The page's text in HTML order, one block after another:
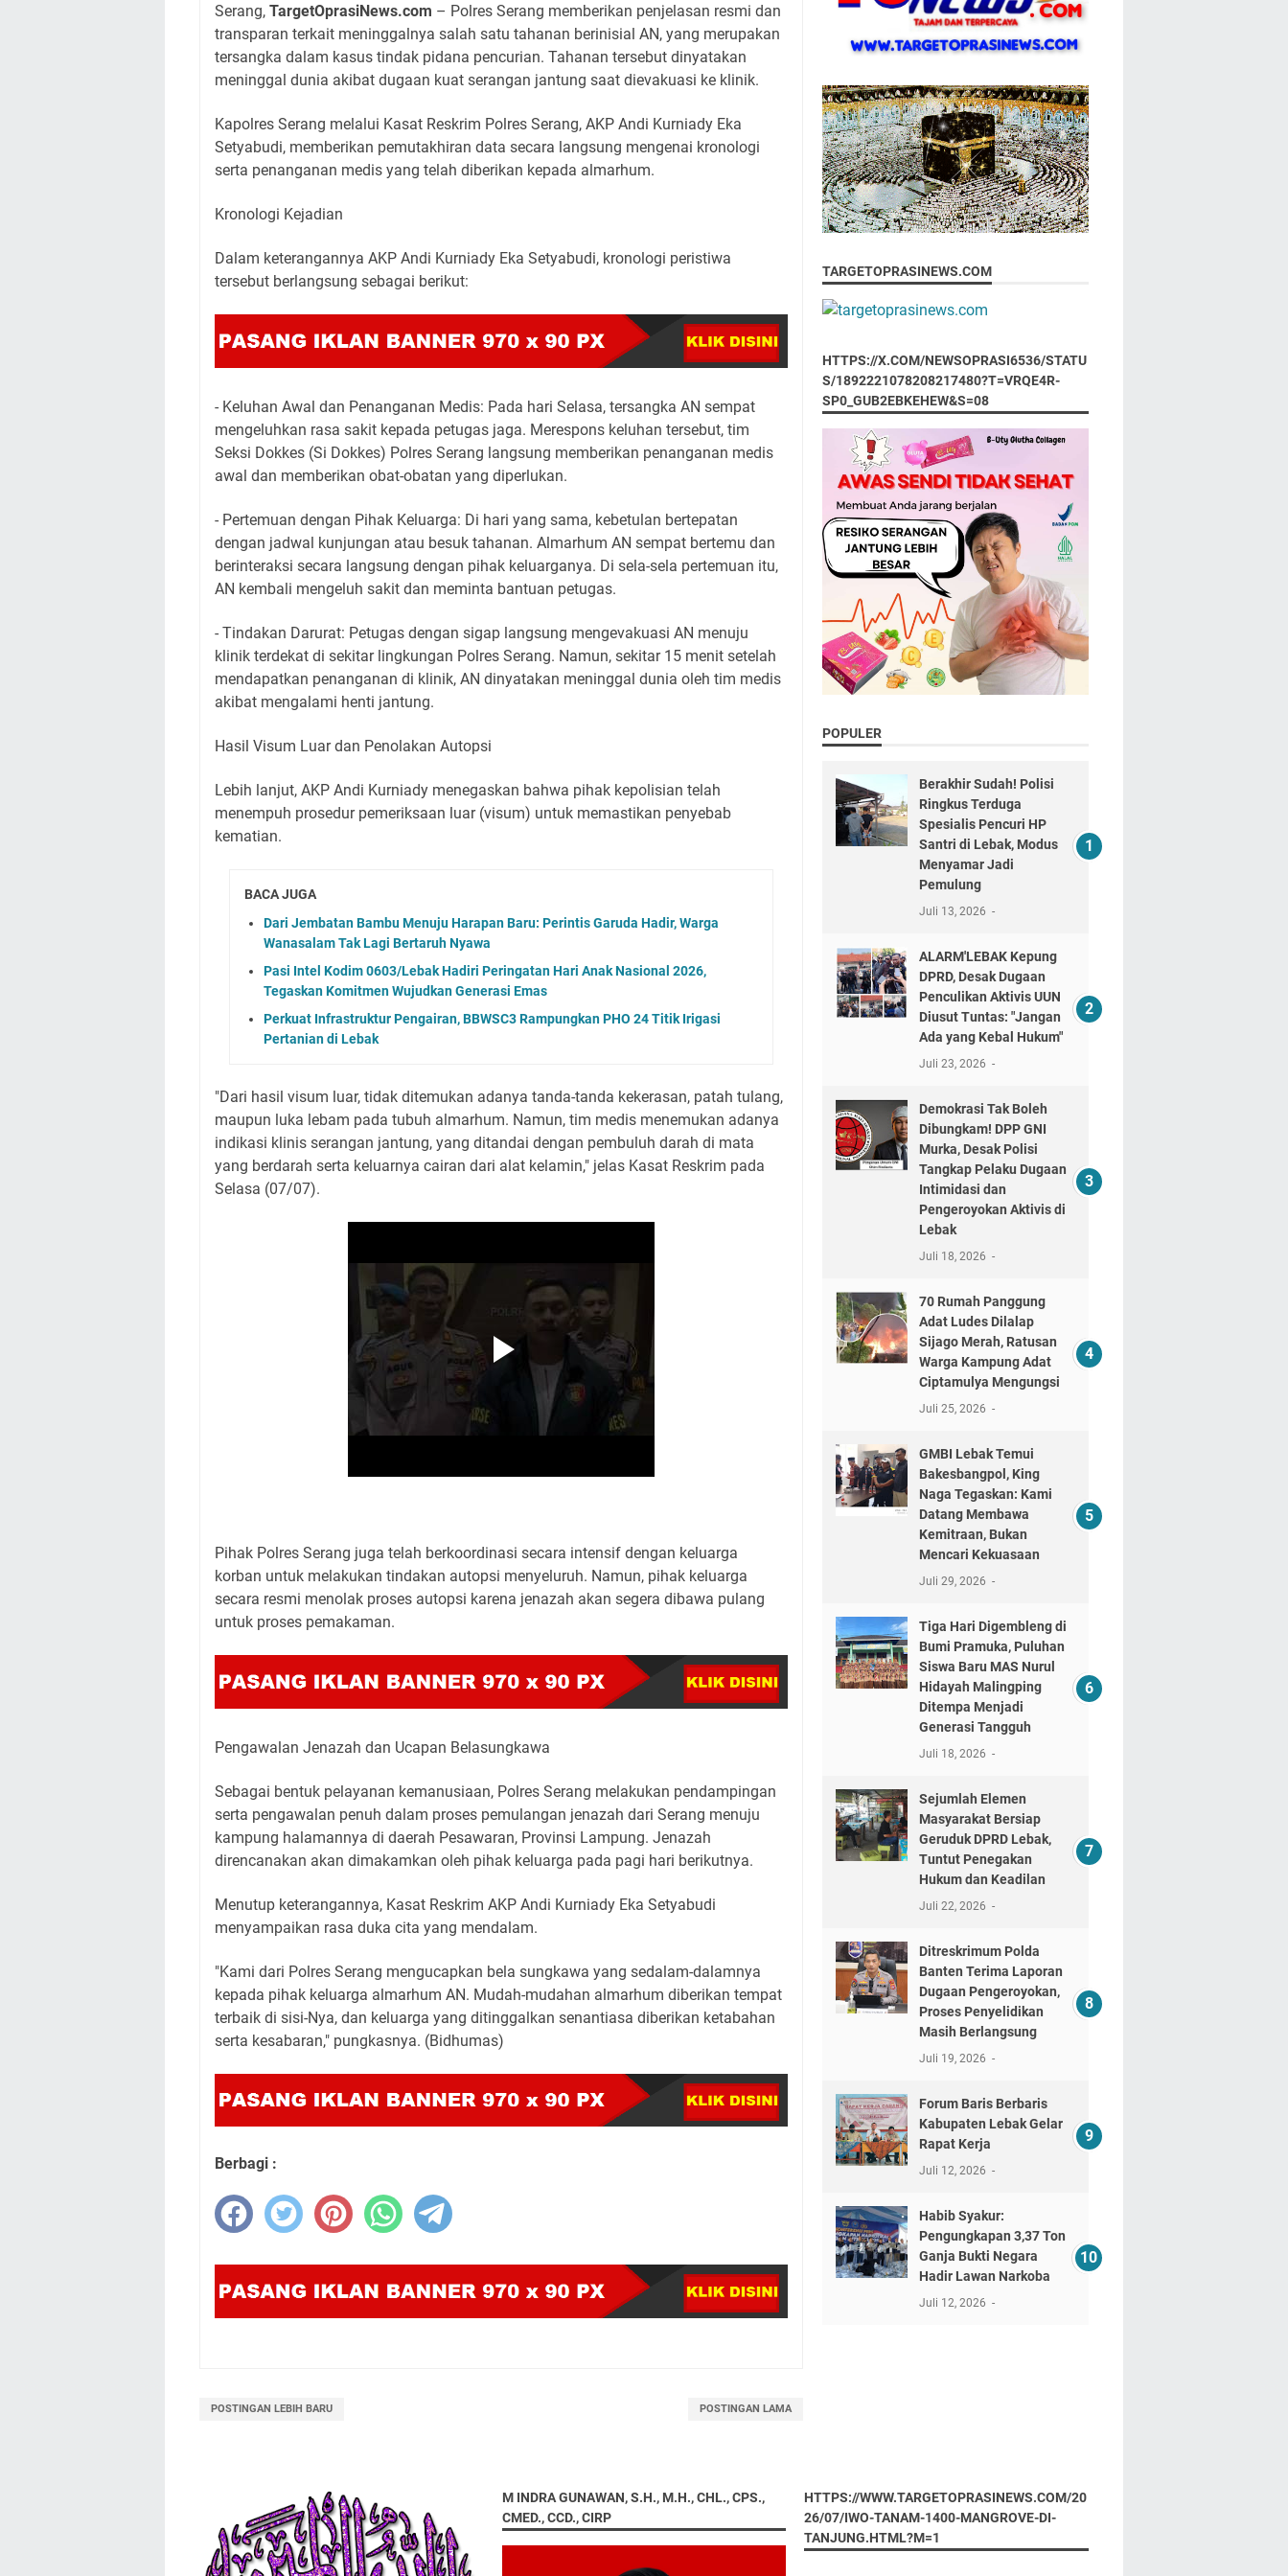
​Serang, TargetOprasiNews.com – Polres Serang memberikan penjelasan resmi dan
transparan terkait meninggalnya salah satu tahanan berinisial AN, yang merupakan
tersangka dalam kasus tindak pidana pencurian. Tahanan tersebut dinyatakan
meninggal dunia akibat dugaan kuat serangan jantung saat dievakuasi ke klinik.
​Kapolres Serang melalui Kasat Reskrim Polres Serang, AKP Andi Kurniady Eka
Setyabudi, memberikan pemutakhiran data secara langsung mengenai kronologi
serta penanganan medis yang telah diberikan kepada almarhum.
​Kronologi Kejadian
​Dalam keterangannya AKP Andi Kurniady Eka Setyabudi, kronologi peristiwa
tersebut berlangsung sebagai berikut:
- ​Keluhan Awal dan Penanganan Medis: Pada hari Selasa, tersangka AN sempat
mengeluhkan rasa sakit kepada petugas jaga. Merespons keluhan tersebut, tim
Seksi Dokkes (Si Dokkes) Polres Serang langsung memberikan penanganan medis
awal dan memberikan obat-obatan yang diperlukan.
- ​Pertemuan dengan Pihak Keluarga: Di hari yang sama, kebetulan bertepatan
dengan jadwal kunjungan atau besuk tahanan. Almarhum AN sempat bertemu dan
berinteraksi secara langsung dengan pihak keluarganya. Di sela-sela pertemuan itu,
AN kembali mengeluh sakit dan meminta bantuan petugas.
- ​Tindakan Darurat: Petugas dengan sigap langsung mengevakuasi AN menuju
klinik terdekat di sekitar lingkungan Polres Serang. Namun, sekitar 15 menit setelah
mendapatkan penanganan di klinik, AN dinyatakan meninggal dunia oleh tim medis
akibat mengalami henti jantung.
​Hasil Visum Luar dan Penolakan Autopsi
​Lebih lanjut, AKP Andi Kurniady menegaskan bahwa pihak kepolisian telah
menempuh prosedur pemeriksaan luar (visum) untuk memastikan penyebab
kematian.
BACA JUGA
Dari Jembatan Bambu Menuju Harapan Baru: Perintis Garuda Hadir, Warga
Wanasalam Tak Lagi Bertaruh Nyawa
Pasi Intel Kodim 0603/Lebak Hadiri Peringatan Hari Anak Nasional 2026,
Tegaskan Komitmen Wujudkan Generasi Emas
​Perkuat Infrastruktur Pengairan, BBWSC3 Rampungkan PHO 24 Titik Irigasi
Pertanian di Lebak
​"Dari hasil visum luar, tidak ditemukan adanya tanda-tanda kekerasan, patah tulang,
maupun luka lebam pada tubuh almarhum. Namun, tim medis menemukan adanya
indikasi klinis serangan jantung, yang ditandai dengan pembuluh darah di mata
yang berdarah serta keluarnya cairan dari alat kelamin," jelas Kasat Reskrim pada
Selasa (07/07).
​Pihak Polres Serang juga telah berkoordinasi secara intensif dengan keluarga
korban untuk melakukan tindakan autopsi menyeluruh. Namun, pihak keluarga
secara resmi menolak proses autopsi karena jenazah akan segera dibawa pulang
untuk proses pemakaman.
​Pengawalan Jenazah dan Ucapan Belasungkawa
​Sebagai bentuk pelayanan kemanusiaan, Polres Serang melakukan pendampingan
serta pengawalan penuh dalam proses pemulangan jenazah dari Serang menuju
kampung halamannya di daerah Pesawaran, Provinsi Lampung. Jenazah
direncanakan akan dimakamkan oleh pihak keluarga pada pagi hari berikutnya.
​Menutup keterangannya, Kasat Reskrim AKP Andi Kurniady Eka Setyabudi
menyampaikan rasa duka cita yang mendalam.
​"Kami dari Polres Serang mengucapkan bela sungkawa yang sedalam-dalamnya
kepada pihak keluarga almarhum AN. Mudah-mudahan almarhum diberikan tempat
terbaik di sisi-Nya, dan keluarga yang ditinggalkan senantiasa diberikan ketabahan
serta kesabaran," pungkasnya. (Bidhumas)
Berbagi :
POSTINGAN LEBIH BARU POSTINGAN LAMA
TARGETOPRASINEWS.COM
HTTPS://X.COM/NEWSOPRASI6536/STATU
S/1892221078208217480?T=VRQE4R-
SP0_GUB2EBKEHEW&S=08
POPULER
Berakhir Sudah! Polisi
Ringkus Terduga
Spesialis Pencuri HP
Santri di Lebak, Modus
Menyamar Jadi
Pemulung
Juli 13, 2026
ALARM'LEBAK Kepung
DPRD, Desak Dugaan
Penculikan Aktivis UUN
Diusut Tuntas: "Jangan
Ada yang Kebal Hukum"
Juli 23, 2026
Demokrasi Tak Boleh
Dibungkam! DPP GNI
Murka, Desak Polisi
Tangkap Pelaku Dugaan
Intimidasi dan
Pengeroyokan Aktivis di
Lebak
Juli 18, 2026
70 Rumah Panggung
Adat Ludes Dilalap
Sijago Merah, Ratusan
Warga Kampung Adat
Ciptamulya Mengungsi
Juli 25, 2026
GMBI Lebak Temui
Bakesbangpol, King
Naga Tegaskan: Kami
Datang Membawa
Kemitraan, Bukan
Mencari Kekuasaan
Juli 29, 2026
Tiga Hari Digembleng di
Bumi Pramuka, Puluhan
Siswa Baru MAS Nurul
Hidayah Malingping
Ditempa Menjadi
Generasi Tangguh
Juli 18, 2026
Sejumlah Elemen
Masyarakat Bersiap
Geruduk DPRD Lebak,
Tuntut Penegakan
Hukum dan Keadilan
Juli 22, 2026
Ditreskrimum Polda
Banten Terima Laporan
Dugaan Pengeroyokan,
Proses Penyelidikan
Masih Berlangsung
Juli 19, 2026
Forum Baris Berbaris
Kabupaten Lebak Gelar
Rapat Kerja
Juli 12, 2026
​Habib Syakur:
Pengungkapan 3,37 Ton
Ganja Bukti Negara
Hadir Lawan Narkoba
Juli 12, 2026
M INDRA GUNAWAN, S.H., M.H., CHL., CPS.,
CMED., CCD., CIRP
HTTPS://WWW.TARGETOPRASINEWS.COM/20
26/07/IWO-TANAM-1400-MANGROVE-DI-
TANJUNG.HTML?M=1